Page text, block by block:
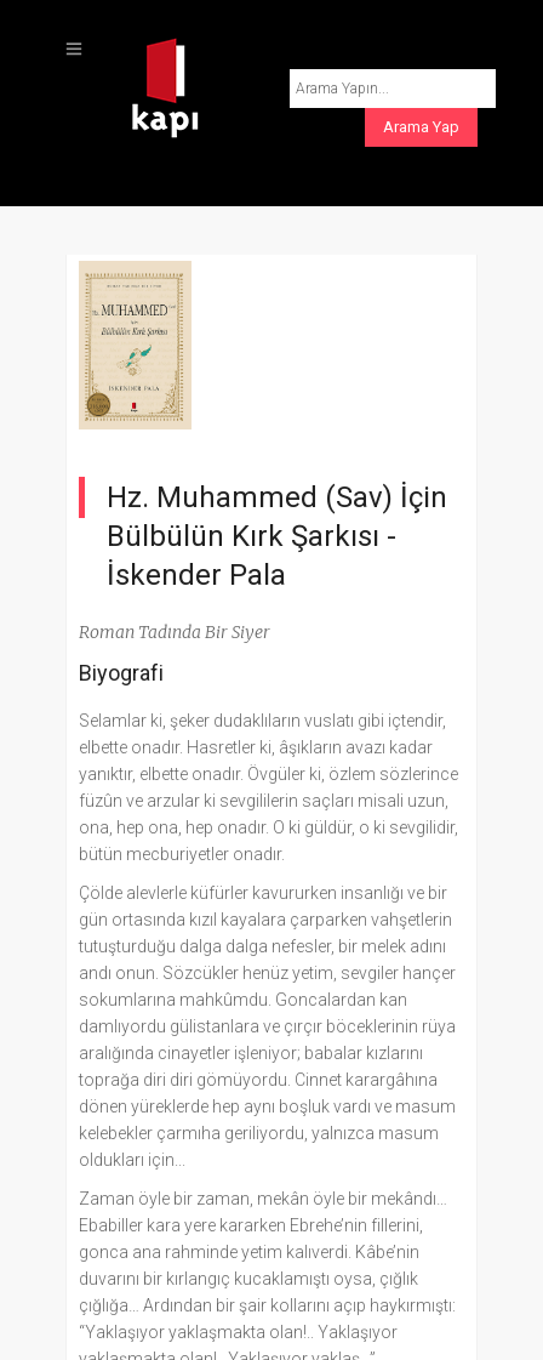
Hz. Muhammed (Sav) İçin
Bülbülün Kırk Şarkısı -
İskender Pala
Roman Tadında Bir Siyer
Biyografi
Selamlar ki, şeker dudaklıların vuslatı gibi içtendir,
elbette onadır. Hasretler ki, âşıkların avazı kadar
yanıktır, elbette onadır. Övgüler ki, özlem sözlerince
füzûn ve arzular ki sevgililerin saçları misali uzun,
ona, hep ona, hep onadır. O ki güldür, o ki sevgilidir,
bütün mecburiyetler onadır.
Çölde alevlerle küfürler kavururken insanlığı ve bir
gün ortasında kızıl kayalara çarparken vahşetlerin
tutuşturduğu dalga dalga nefesler, bir melek adını
andı onun. Sözcükler henüz yetim, sevgiler hançer
sokumlarına mahkûmdu. Goncalardan kan
damlıyordu gülistanlara ve çırçır böceklerinin rüya
aralığında cinayetler işleniyor; babalar kızlarını
toprağa diri diri gömüyordu. Cinnet karargâhına
dönen yüreklerde hep aynı boşluk vardı ve masum
kelebekler çarmıha geriliyordu, yalnızca masum
oldukları için...
Zaman öyle bir zaman, mekân öyle bir mekândı…
Ebabiller kara yere kararken Ebrehe’nin fillerini,
gonca ana rahminde yetim kalıverdi. Kâbe’nin
duvarını bir kırlangıç kucaklamıştı oysa, çığlık
çığlığa… Ardından bir şair kollarını açıp haykırmıştı:
“Yaklaşıyor yaklaşmakta olan!.. Yaklaşıyor